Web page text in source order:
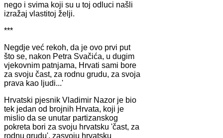
nego i svima koji su u toj odluci našli
izražaj vlastitoj želji.
***
Negdje već rekoh, da je ovo prvi put
što se, nakon Petra Svačića, u dugim
vjekovnim patnjama, Hrvati sami bore
za svoju čast, za rodnu grudu, za svoja
prava kao ljudi...'
Hrvatski pjesnik Vladimir Nazor je bio
tek jedan od brojnih Hrvata, koji je
mislio da se unutar partizanskog
pokreta bori za svoju hrvatsku 'čast, za
rodnu grudu', zasvoju hrvatsku